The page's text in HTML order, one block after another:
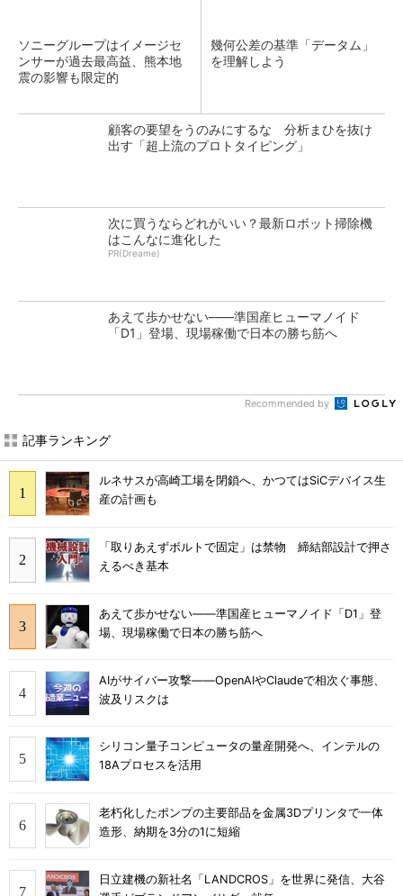
ソニーグループはイメージセ
ンサーが過去最高益、熊本地
震の影響も限定的
幾何公差の基準「データム」
を理解しよう
顧客の要望をうのみにするな 分析まひを抜け
出す「超上流のプロトタイピング」
次に買うならどれがいい？最新ロボット掃除機
はこんなに進化した
PR(Dreame)
あえて歩かせない――準国産ヒューマノイド
「D1」登場、現場稼働で日本の勝ち筋へ
Recommended by
記事ランキング
ルネサスが高崎工場を閉鎖へ、かつてはSiCデバイス生
産の計画も
「取りあえずボルトで固定」は禁物 締結部設計で押さ
えるべき基本
あえて歩かせない――準国産ヒューマノイド「D1」登
場、現場稼働で日本の勝ち筋へ
AIがサイバー攻撃――OpenAIやClaudeで相次ぐ事態、
波及リスクは
シリコン量子コンピュータの量産開発へ、インテルの
18Aプロセスを活用
老朽化したポンプの主要部品を金属3Dプリンタで一体
造形、納期を3分の1に短縮
日立建機の新社名「LANDCROS」を世界に発信、大谷